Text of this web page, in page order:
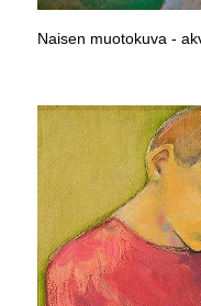
Naisen muotokuva -